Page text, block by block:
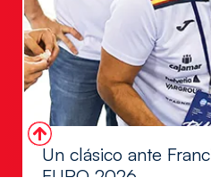
Un clásico ante
EURO 2026